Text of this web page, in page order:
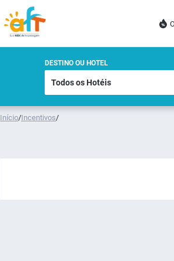
DESTINO OU HOTEL
Início/Incentivos/